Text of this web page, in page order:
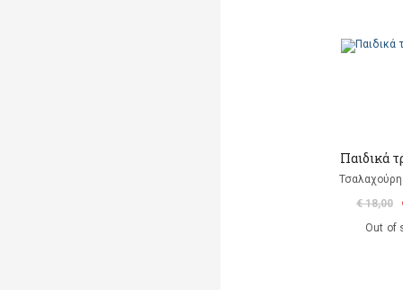
Παιδικά
€ 18,00
Out of